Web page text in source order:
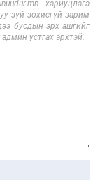
хариуцлага
зүй зохисгүй зарим
бусдын эрх ашгийг
устгах эрхтэй.